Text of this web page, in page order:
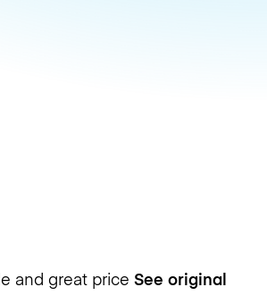
and great price See original